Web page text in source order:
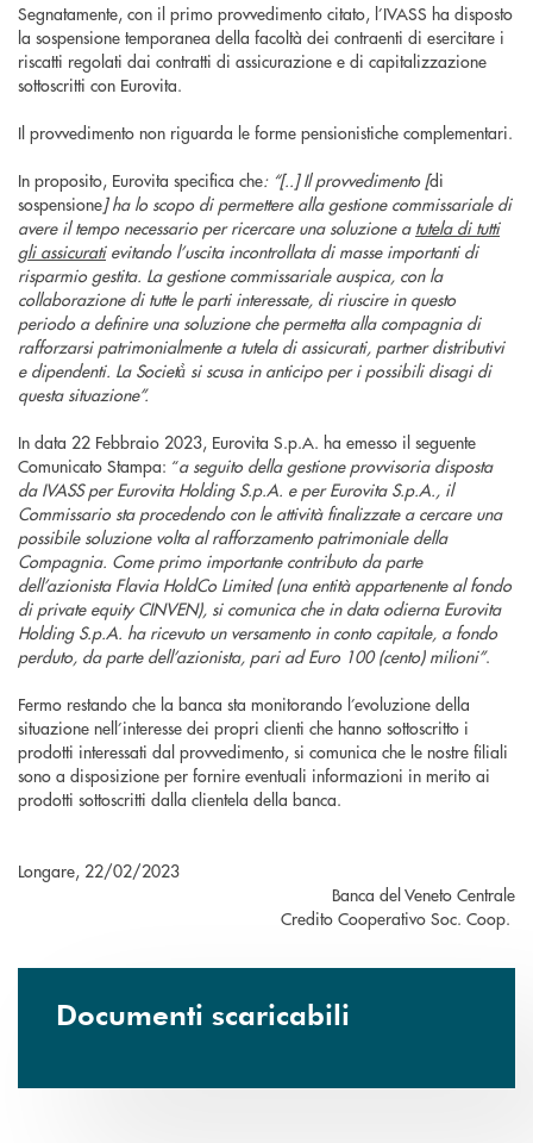
Segnatamente, con il primo provvedimento citato, l’IVASS ha disposto
la sospensione temporanea della facoltà dei contraenti di esercitare i
riscatti regolati dai contratti di assicurazione e di capitalizzazione
sottoscritti con Eurovita.
Il provvedimento non riguarda le forme pensionistiche complementari.
In proposito, Eurovita specifica che: “[..] Il provvedimento [di
sospensione] ha lo scopo di permettere alla gestione commissariale di
avere il tempo necessario per ricercare una soluzione a tutela di tutti
gli assicuratievitando l’uscita incontrollata di masse importanti di
risparmio gestita. La gestione commissariale auspica, con la
collaborazione di tutte le parti interessate, di riuscire in questo
periodo a definire una soluzione che permetta alla compagnia di
rafforzarsi patrimonialmente a tutela di assicurati, partner distributivi
e dipendenti. La Società̀ si scusa in anticipo per i possibili disagi di
questa situazione”.
In data 22 Febbraio 2023, Eurovita S.p.A. ha emesso il seguente
Comunicato Stampa: “a seguito della gestione provvisoria disposta
da IVASS per Eurovita Holding S.p.A. e per Eurovita S.p.A., il
Commissario sta procedendo con le attività finalizzate a cercare una
possibile soluzione volta al rafforzamento patrimoniale della
Compagnia. Come primo importante contributo da parte
dell’azionista Flavia HoldCo Limited (una entità appartenente al fondo
di private equity CINVEN), si comunica che in data odierna Eurovita
Holding S.p.A. ha ricevuto un versamento in conto capitale, a fondo
perduto, da parte dell’azionista, pari ad Euro 100 (cento) milioni”.
Fermo restando che la banca sta monitorando l’evoluzione della
situazione nell’interesse dei propri clienti che hanno sottoscritto i
prodotti interessati dal provvedimento, si comunica che le nostre filiali
sono a disposizione per fornire eventuali informazioni in merito ai
prodotti sottoscritti dalla clientela della banca.
Longare, 22/02/2023
Banca del Veneto Centrale
Credito Cooperativo Soc. Coop.
Documenti scaricabili